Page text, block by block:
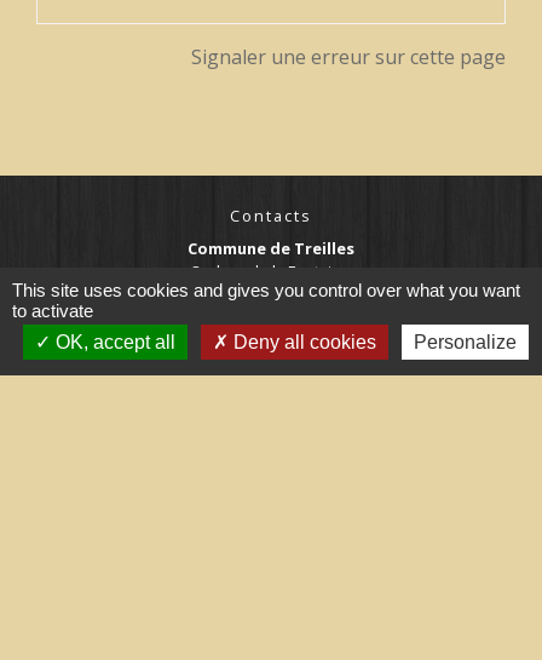
Signaler une erreur sur cette page
Contacts
Commune de Treilles
8, place de la Fontaine
11510 Treilles - FRANCE
Contact par formulaire
This site uses cookies and gives you control over what you want
to activate
OK, accept all
Deny all cookies Personalize